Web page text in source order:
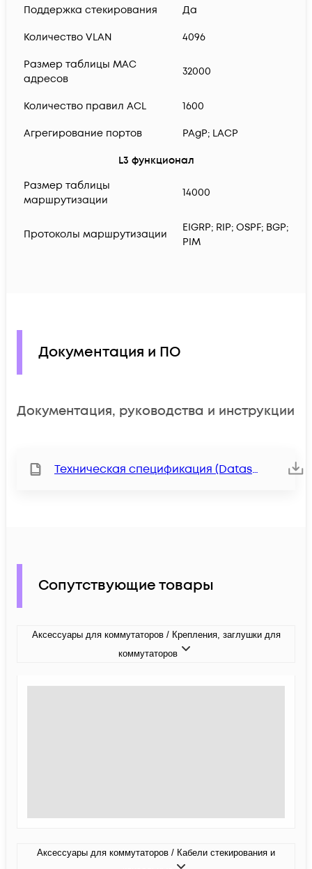
Поддержка стекирования
Да
Количество VLAN 4096
Размер таблицы MAC
адресов
32000
Количество правил ACL 1600
Агрегирование портов PAgP; LACP
L3 функционал
Размер таблицы
маршрутизации
14000
Протоколы маршрутизации
EIGRP; RIP; OSPF; BGP;
PIM
Документация и ПО
Документация, руководства и инструкции
Техническая спецификация (Datasheet)
Сопутствующие товары
Аксессуары для коммутаторов / Крепления, заглушки для
коммутаторов
Аксессуары для коммутаторов / Кабели стекирования и